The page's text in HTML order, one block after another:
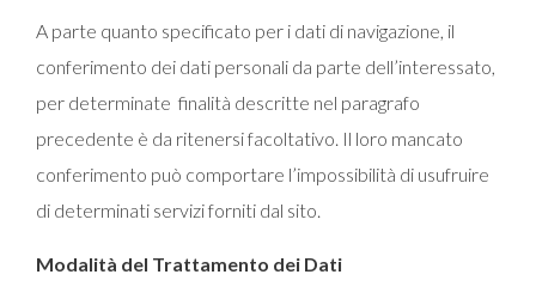
A parte quanto specificato per i dati di navigazione, il
conferimento dei dati personali da parte dell’interessato,
per determinate finalità descritte nel paragrafo
precedente è da ritenersi facoltativo. Il loro mancato
conferimento può comportare l’impossibilità di usufruire
di determinati servizi forniti dal sito.
Modalità del Trattamento dei Dati